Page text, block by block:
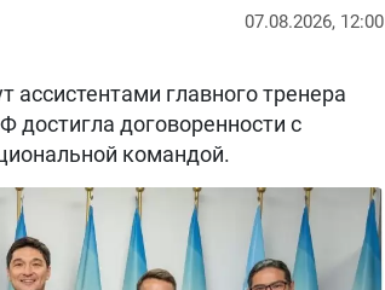
07.08.2026, 12:00
главного тренера
договоренности с
командой.